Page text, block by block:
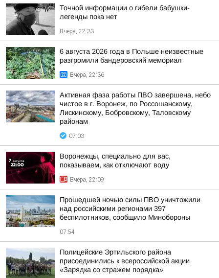
Точной информации о гибели бабушки-
легенды пока нет
Вчера, 22:33
6 августа 2026 года в Польше неизвестные
разгромили бандеровский мемориал
Вчера, 22:36
Активная фаза работы ПВО завершена, небо
чистое в г. Воронеж, по Россошанскому,
Лискинскому, Бобровскому, Таловскому
районам
07:03
Воронежцы, специально для вас,
показываем, как отключают воду
Вчера, 22:09
Прошедшей ночью силы ПВО уничтожили
над российскими регионами 397
беспилотников, сообщило Минобороны
07:54
Полицейские Эртильского района
присоединились к всероссийской акции
«Зарядка со стражем порядка»